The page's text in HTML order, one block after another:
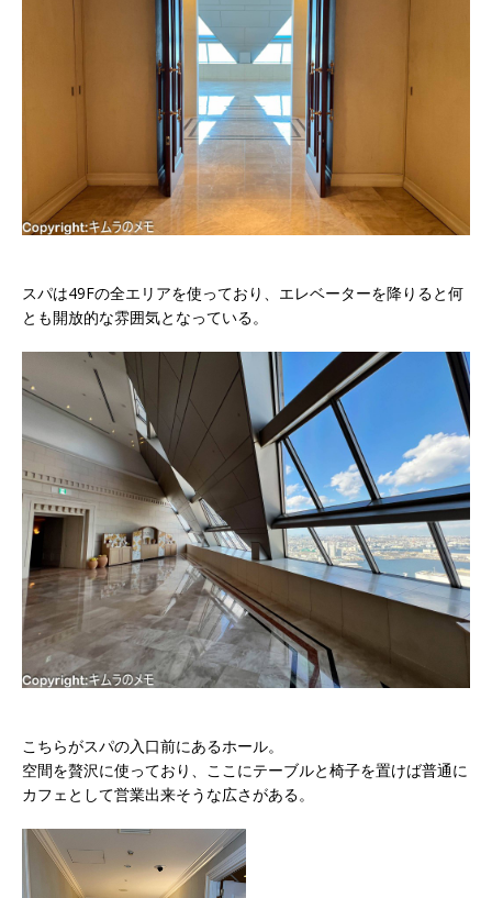
スパは49Fの全エリアを使っており、エレベーターを降りると何
とも開放的な雰囲気となっている。
こちらがスパの入口前にあるホール。
空間を贅沢に使っており、ここにテーブルと椅子を置けば普通に
カフェとして営業出来そうな広さがある。